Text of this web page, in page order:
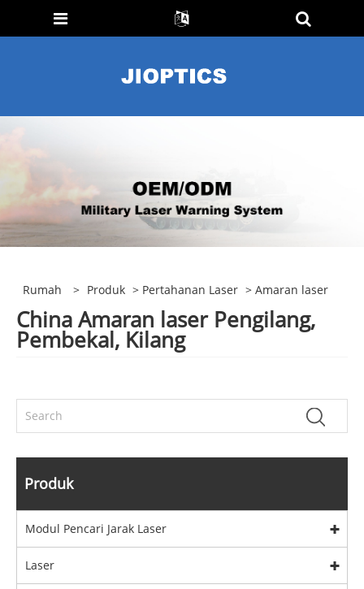
Rumah > Produk > Pertahanan Laser > Amaran laser
China Amaran laser Pengilang,
Pembekal, Kilang
Produk
Modul Pencari Jarak Laser
Laser